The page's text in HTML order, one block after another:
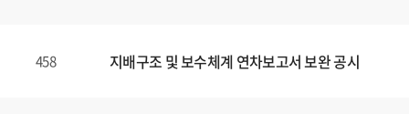
458 지배구조 및 보수체계 연차보고서 보완 공시